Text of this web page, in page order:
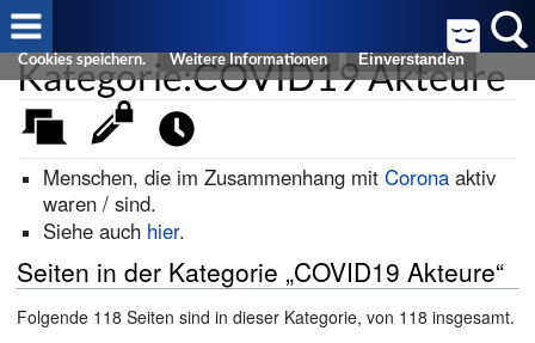
Cookies helfen uns bei der Bereitstellung von FreeWiki. Durch die
Nutzung von FreeWiki erklären Sie sich damit einverstanden, dass wir
Cookies speichern.
Weitere Informationen
Kategorie:COVID19 Akteure
Menschen, die im Zusammenhang mitCorona aktiv
waren / sind.
Siehe auch hier.
Seiten in der Kategorie „COVID19 Akteure“
Folgende 118 Seiten sind in dieser Kategorie, von 118 insgesamt.